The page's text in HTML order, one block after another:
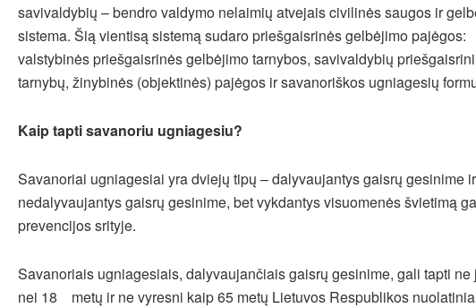
savivaldybių – bendro valdymo nelaimių atvejais civilinės saugos ir
sistema. Šią vientisą sistemą sudaro priešgaisrinės gelbėjimo pajėgos:
valstybinės priešgaisrinės gelbėjimo tarnybos, savivaldybių
tarnybų, žinybinės (objektinės) pajėgos ir savanoriškos ugniagesių
Kaip tapti savanoriu ugniagesiu?
Savanoriai ugniagesiai yra dviejų tipų – dalyvaujantys gaisrų gesinime ir
nedalyvaujantys gaisrų gesinime, bet vykdantys visuomenės švietimą
prevencijos srityje.
Savanoriais ugniagesiais, dalyvaujančiais gaisrų gesinime, gali tapti ne
nei 18 metų ir ne vyresni kaip 65 metų Lietuvos Respublikos